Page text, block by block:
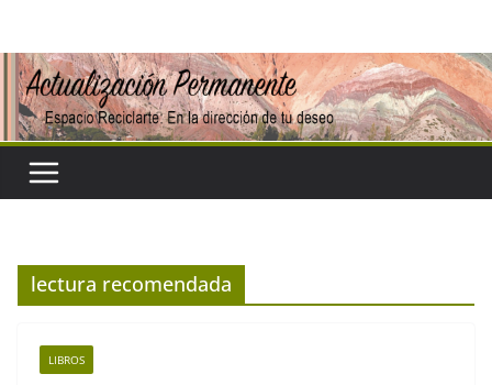
contenido
lectura recomendada
LIBROS